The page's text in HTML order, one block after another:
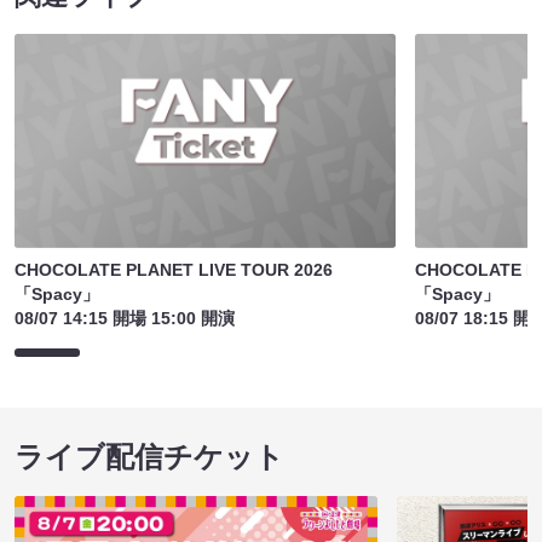
CHOCOLATE PLANET LIVE TOUR 2026
「Spacy」
08/07 14:15 開場 15:00 開演
CHOCOLATE
「Spacy」
08/07 18:15 開
ライブ配信チケット